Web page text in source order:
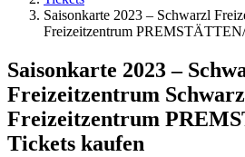
Saisonkarte 2023 – Schwarzl
Freizeitzentrum
Saisonkarte 2023 –
Freizeitzentrum
Freizeitzentrum
Tickets kaufen